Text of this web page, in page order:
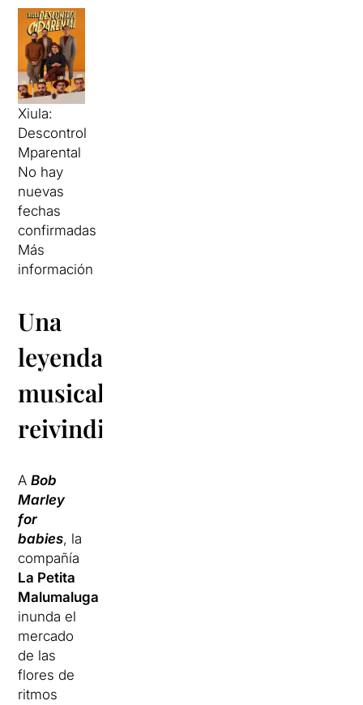
Xiula:
Descontrol
Mparental
No hay
nuevas
fechas
confirmadas
Más
información
Una
leyenda
musical
reivindicativa
ABob
Marley
for
babies, la
compañía
La Petita
Malumaluga
inunda el
mercado
de las
flores de
ritmos